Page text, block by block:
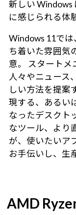
新しい Windows
に感じられる体
Windows 11で
ち着いた雰囲気
意。 スタートメ
人々やニュース
しい方法を提案
現する、あるい
なったデスクト
なツール、より
が、使いたいア
お手伝いし、生
AMD